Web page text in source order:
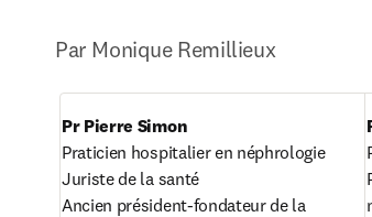
Par Monique Remillieux
Praticien hospitalier en néphrologie
Juriste de la santé
Ancien président-fondateur de la